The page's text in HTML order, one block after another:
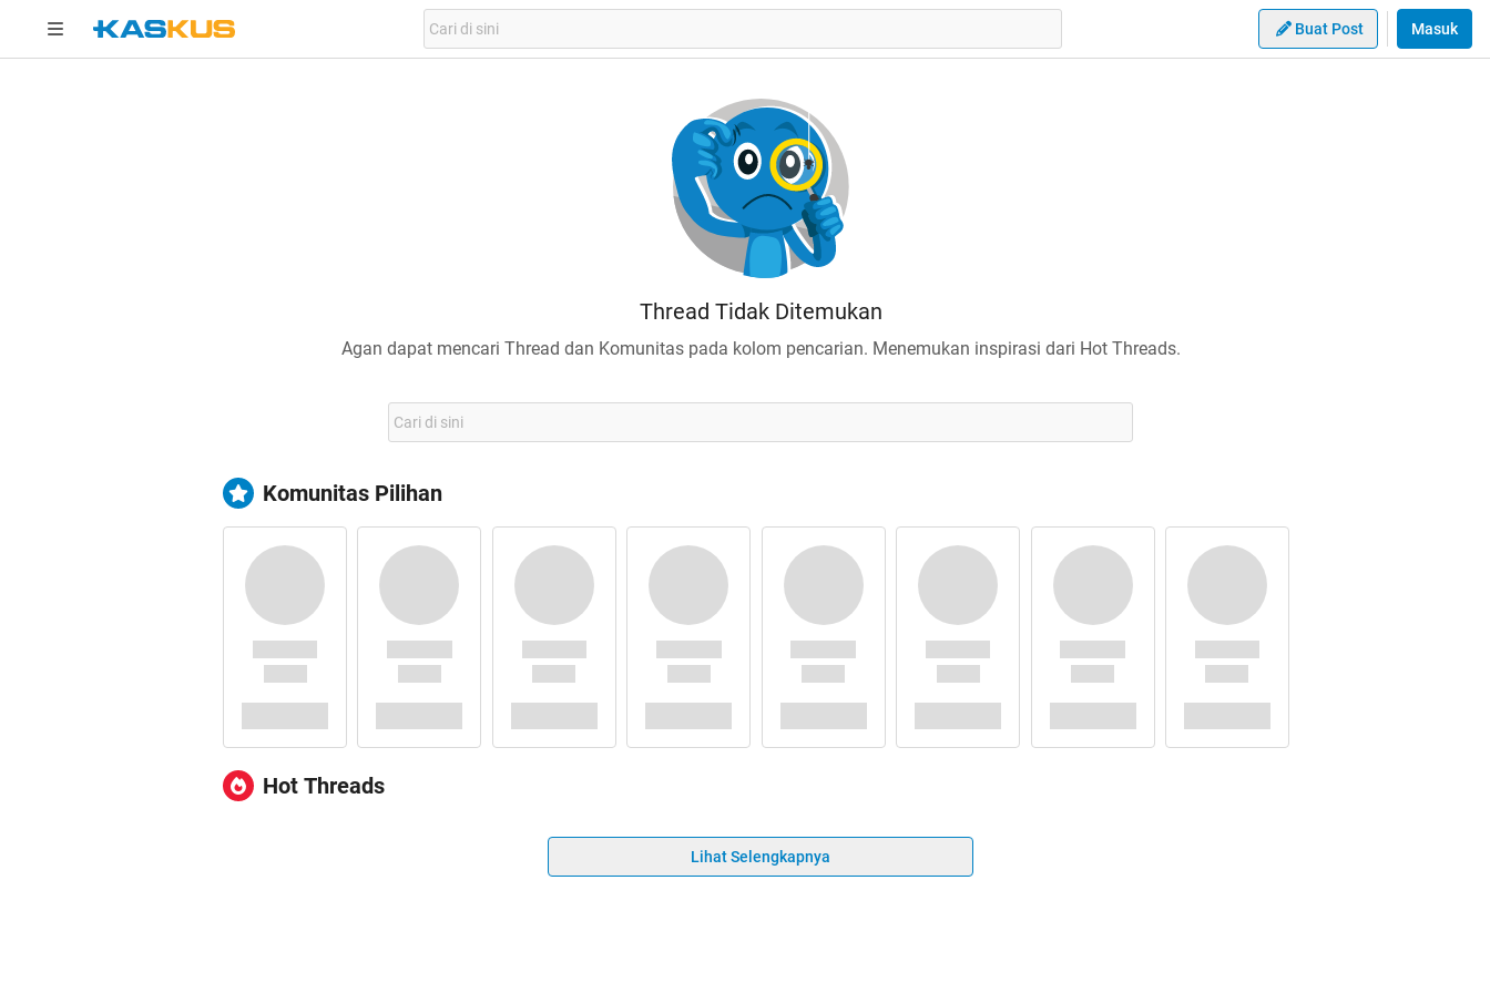
Buat Post Masuk
Thread Tidak Ditemukan
Agan dapat mencari Thread dan Komunitas pada kolom pencarian. Menemukan inspirasi dari Hot Threads.
Komunitas Pilihan
Hot Threads
Lihat Selengkapnya